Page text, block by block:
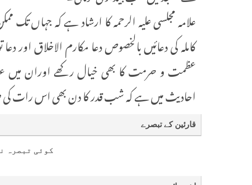
علامہ مجلسی علیہ الرحمہ کا ارشاد ہے کہ جہاں
کاملہ کی دعائیں بالخصوص دعا مکارم الاخلاق اور
عظمت و حرمت کا بھی خیال رکھے اوران میں
احادیث میں ہے کہ شب قدر کا دن بھی اس رات
قارئین کے تبصرے
کوئی تبصرہ